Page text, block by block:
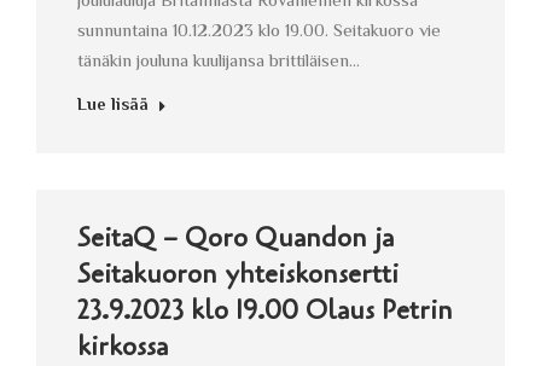
sunnuntaina 10.12.2023 klo 19.00. Seitakuoro vie
tänäkin jouluna kuulijansa brittiläisen…
Lue lisää
SeitaQ – Qoro Quandon ja
Seitakuoron yhteiskonsertti
23.9.2023 klo 19.00 Olaus Petrin
kirkossa